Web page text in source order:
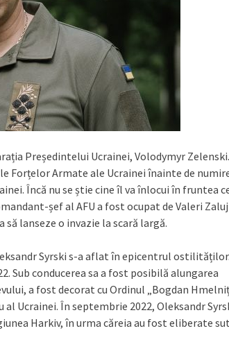
Președintelui Ucrainei, Volodymyr Zelenski.
Forțelor Armate ale Ucrainei înainte de
Încă nu se știe cine îl va înlocui în fruntea
șef al AFU a fost ocupat de Valeri
lanseze o invazie la scară largă.
Syrski s-a aflat în epicentrul
Sub conducerea sa a fost posibilă alungarea
a fost decorat cu Ordinul „Bogdan
Ucrainei. În septembrie 2022, Oleksandr
Harkiv, în urma căreia au fost eliberate